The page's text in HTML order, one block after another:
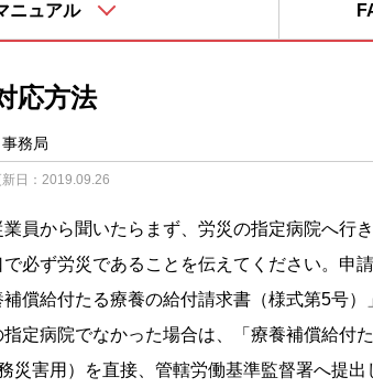
ニュアル
応方法
務局
日：2019.09.26
員から聞いたらまず、労災の指定病院へ行
必ず労災であることを伝えてください。申
償給付たる療養の給付請求書（様式第5号
定病院でなかった場合は、「療養補償給付
災害用）を直接、管轄労働基準監督署へ提出